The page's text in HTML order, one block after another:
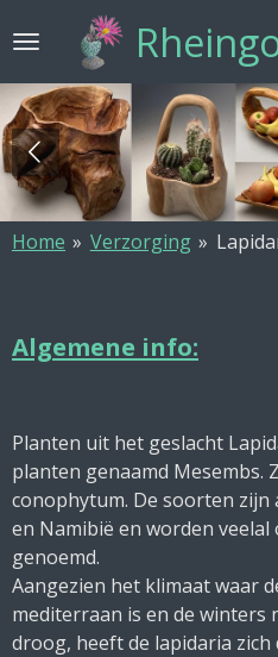
direct
naar
de
hoofdinhoud
Home » Verzorging »
Algemene info:
Planten uit het geslacht
planten genaamd Mesembs.
conophytum. De soorten
en Namibië en worden
genoemd.
Aangezien het klimaat waar
mediterraan is en de winters
droog, heeft de lapidaria zich